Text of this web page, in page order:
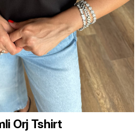
Orj Tshirt